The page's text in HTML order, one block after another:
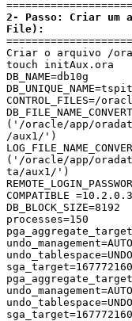
2- Passo: Criar um
File):
Criar o arquivo /
touch initAux.ora
DB_NAME=db10g
CONTROL_FILES=/
('/oracle/app/
/aux1/')
('/oracle/app/
ta/aux1/')
COMPATIBLE
DB_BLOCK_SIZE=8192
processes=150
undo_management=AUTO
undo_management=AUTO
sga_target=167772160